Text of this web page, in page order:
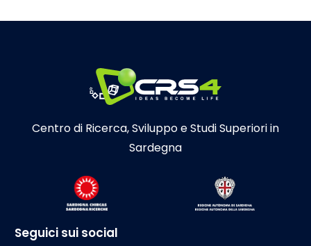
Centro di Ricerca, Sviluppo e Studi Superiori in
Sardegna
Seguici sui social